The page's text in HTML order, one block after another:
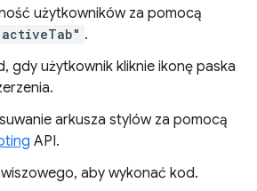
użytkowników za pomocą
.
gdy użytkownik kliknie ikonę paska
arkusza stylów za pomocą
API.
aby wykonać kod.